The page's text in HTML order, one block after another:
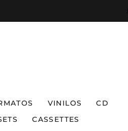
VINILOS
CD
CASSETTES